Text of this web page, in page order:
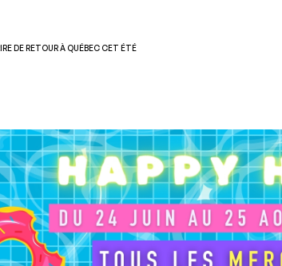
DE RETOUR À QUÉBEC CET ÉTÉ